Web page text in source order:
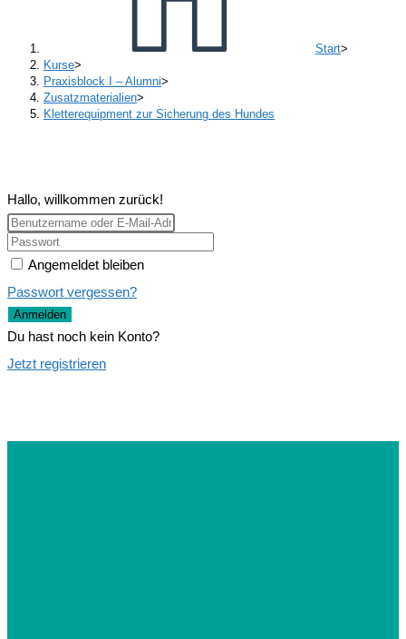
Start>
Kurse>
Praxisblock I – Alumni>
Zusatzmaterialien>
Kletterequipment zur Sicherung des Hundes
Hallo, willkommen zurück!
Angemeldet bleiben
Passwort vergessen?
Anmelden
Du hast noch kein Konto?
Jetzt registrieren